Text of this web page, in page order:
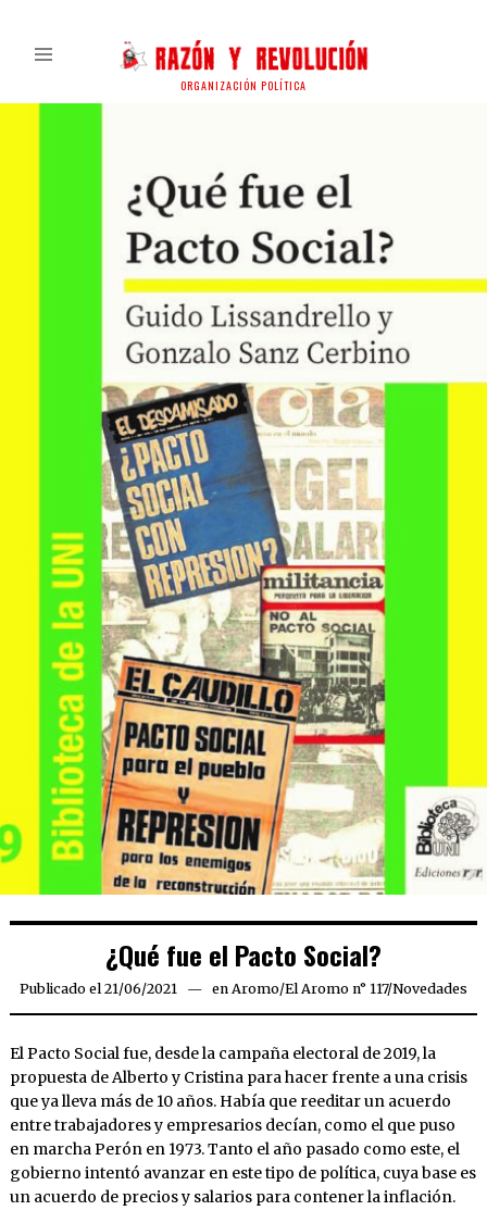
ORGANIZACIÓN POLÍTICA
¿Qué fue el Pacto Social?
Publicado el 21/06/202120/06/2021
en Aromo/El Aromo n° 117/Novedades
El Pacto Social fue, desde la campaña electoral de 2019, la
propuesta de Alberto y Cristina para hacer frente a una crisis
que ya lleva más de 10 años. Había que reeditar un acuerdo
entre trabajadores y empresarios decían, como el que puso
en marcha Perón en 1973. Tanto el año pasado como este, el
gobierno intentó avanzar en este tipo de política, cuya base es
un acuerdo de precios y salarios para contener la inflación.